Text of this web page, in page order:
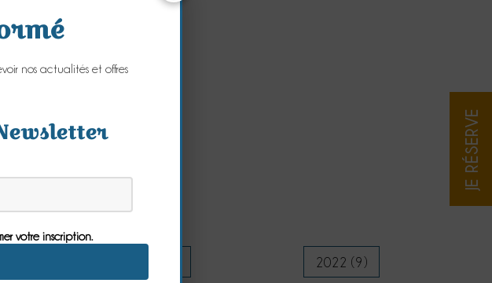
JE RÉSERVE
2022 (9)
nos actualités et offres
votre inscription.